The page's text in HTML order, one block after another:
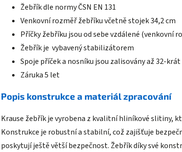
Žebřík dle normy ČSN EN 131
Venkovní rozměř žebříku včetně stojek 34,2 cm
Příčky žebříku jsou od sebe vzdálené (venkovní
Žebřík je vybavený stabilizátorem
Spoje příček a nosníku jsou zalisovány až 32-krát
Záruka 5 let
Popis konstrukce a materiál zpracování
Krause žebřík je vyrobena z kvalitní hliníkové slitiny,
Konstrukce je robustní a stabilní, což zajišťuje
poskytují ještě větší bezpečnost. Žebřík díky své